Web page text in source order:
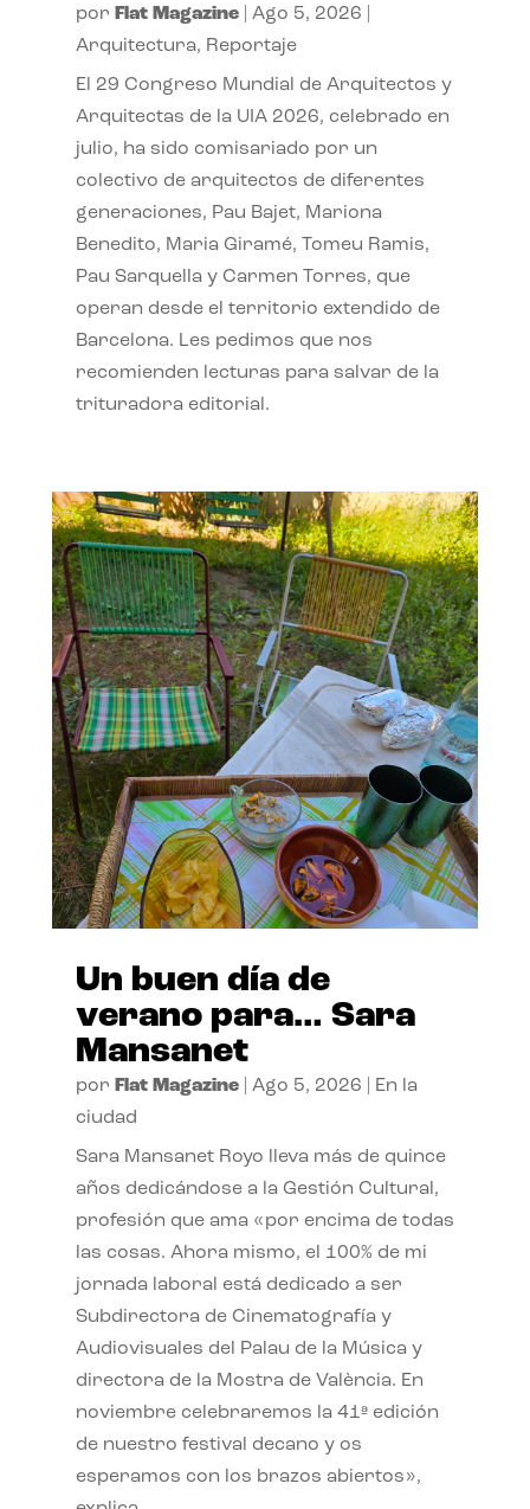
por Flat Magazine| Ago 5, 2026
Arquitectura, Reportaje
El 29 Congreso Mundial de Arquitectos y
Arquitectas de la UIA 2026, celebrado en
julio, ha sido comisariado por un
colectivo de arquitectos de diferentes
generaciones, Pau Bajet, Mariona
Benedito, Maria Giramé, Tomeu Ramis,
Pau Sarquella y Carmen Torres, que
operan desde el territorio extendido de
Barcelona. Les pedimos que nos
recomienden lecturas para salvar de la
trituradora editorial.
Un buen día de
verano para… Sara
Mansanet
por Flat Magazine| Ago 5, 2026
En la
ciudad
Sara Mansanet Royo lleva más de quince
años dedicándose a la Gestión Cultural,
profesión que ama «por encima de todas
las cosas. Ahora mismo, el 100% de mi
jornada laboral está dedicado a ser
Subdirectora de Cinematografía y
Audiovisuales del Palau de la Música y
directora de la Mostra de València. En
noviembre celebraremos la 41ª edición
de nuestro festival decano y os
esperamos con los brazos abiertos»,